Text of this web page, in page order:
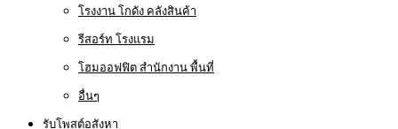
โรงงาน โกดัง คลังสินค้า
รีสอร์ท โรงแรม
โฮมออฟฟิต สำนักงาน พื้นที่
อื่นๆ
รับโพสต์อสังหา